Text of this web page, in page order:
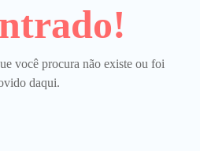
você procura não existe ou foi
daqui.